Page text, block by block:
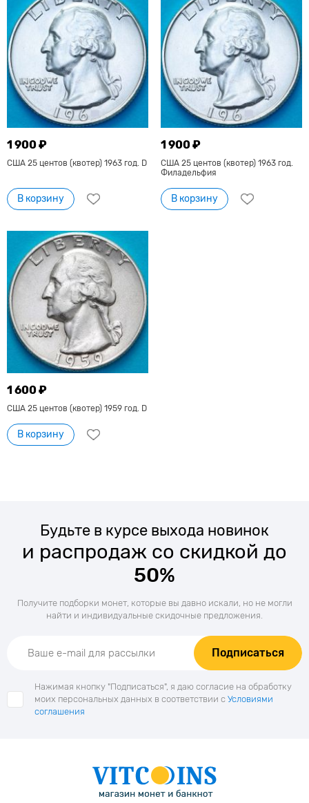
1 900 ₽
США 25 центов (квотер) 1963 год. D
В корзину
1 900 ₽
США 25 центов (квотер) 1963 год.
Филадельфия
В корзину
1 600 ₽
США 25 центов (квотер) 1959 год. D
В корзину
Будьте в курсе выхода новинок
и распродаж со скидкой до
50%
Получите подборки монет, которые вы давно искали, но не могли
найти и индивидуальные скидочные предложения.
Подписаться
Нажимая кнопку "Подписаться", я даю согласие на обработку
моих персональных данных в соответствии с Условиями
соглашения